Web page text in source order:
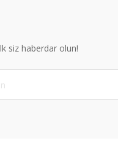
siz haberdar olun!